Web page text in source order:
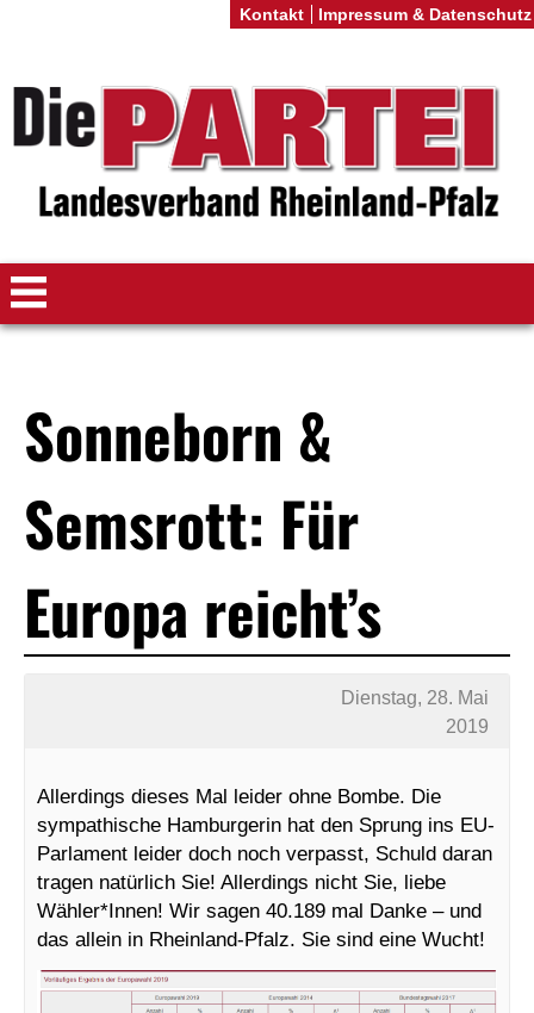
Sonneborn &
Semsrott: Für
Europa reicht’s
Dienstag, 28. Mai
2019
Allerdings dieses Mal leider ohne Bombe. Die
sympathische Hamburgerin hat den Sprung ins EU-
Parlament leider doch noch verpasst, Schuld daran
tragen natürlich Sie! Allerdings nicht Sie, liebe
Wähler*Innen! Wir sagen 40.189 mal Danke – und
das allein in Rheinland-Pfalz. Sie sind eine Wucht!
Kontakt Impressum & Datenschutz